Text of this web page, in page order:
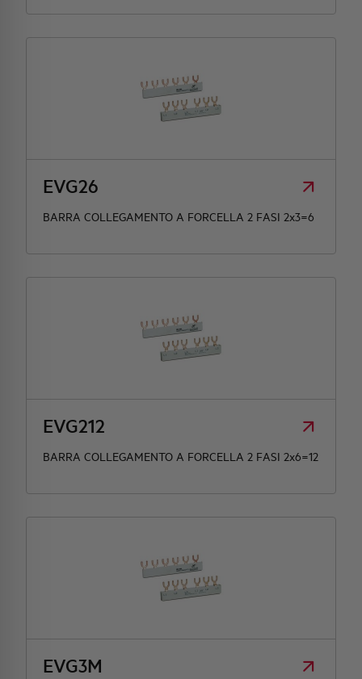
EVG26
BARRA COLLEGAMENTO A FORCELLA 2 FASI 2x3=6
EVG212
BARRA COLLEGAMENTO A FORCELLA 2 FASI 2x6=12
EVG3M